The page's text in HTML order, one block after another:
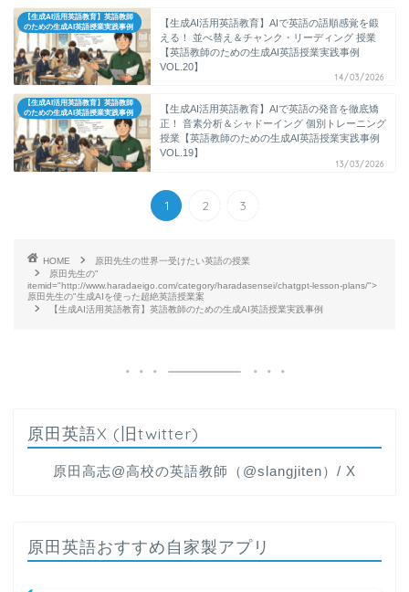
【生成AI活用英語教育】英語教師
のための生成AI英語授業実践事例
【生成AI活用英語教育】AIで英語の語順感覚を鍛
える！ 並べ替え＆チャンク・リーディング 授業
【英語教師のための生成AI英語授業実践事例
VOL.20】
14/03/2026
【生成AI活用英語教育】英語教師
のための生成AI英語授業実践事例
【生成AI活用英語教育】AIで英語の発音を徹底矯
正！ 音素分析＆シャドーイング 個別トレーニング
授業【英語教師のための生成AI英語授業実践事例
VOL.19】
13/03/2026
1 2 3
HOME
原田先生の世界一受けたい英語の授業
原田先生の"
itemid="http://www.haradaeigo.com/category/haradasensei/chatgpt-lesson-plans/">
原田先生の"生成AIを使った超絶英語授業案
【生成AI活用英語教育】英語教師のための生成AI英語授業実践事例
原田英語X (旧twitter)
原田高志@高校の英語教師（@slangjiten）/ X
原田英語おすすめ自家製アプリ